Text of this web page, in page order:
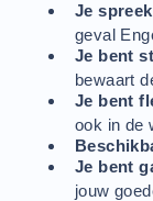
Je
geval
Je bent
bewaart
Je bent
ook in de
Je bent
jouw